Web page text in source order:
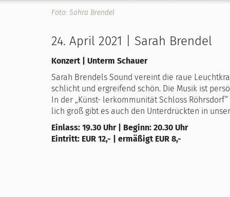
Foto: Sahra Brendel
24. April 2021 | Sarah Brendel
Konzert | Unterm Schauer
Sarah Brendels Sound vereint die raue
schlicht und ergreifend schön. Die Musik ist
In der „Künst- lerkommunität Schloss
lich groß gibt es auch den Unterdrückten in
Einlass: 19.30 Uhr | Beginn: 20.30 Uhr
Eintritt: EUR 12,- | ermäßigt EUR 8,-